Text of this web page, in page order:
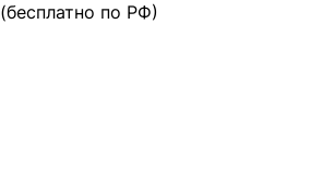
(бесплатно по РФ)